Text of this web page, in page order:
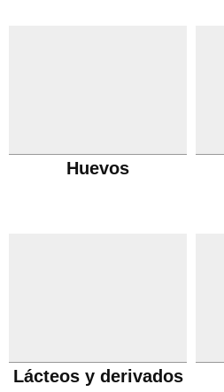
Huevos
Lácteos y derivados